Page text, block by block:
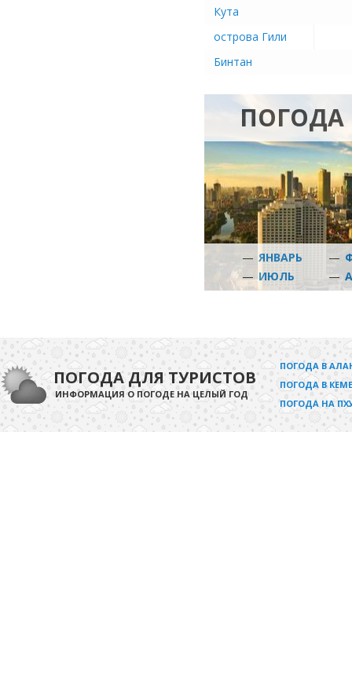
Кута
острова Гили
Бинтан
ПОГОДА
— ЯНВАРЬ —
—ИЮЛЬ —
ПОГОДА ДЛЯ ТУРИСТОВ
ИНФОРМАЦИЯ О ПОГОДЕ НА ЦЕЛЫЙ ГОД
ПОГОДА В
ПОГОДА В
ПОГОДА НА